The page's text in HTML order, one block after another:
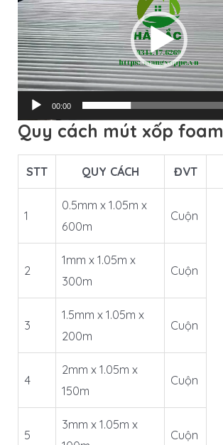
Video
00:00
Quy cách mút xốp foam
STT QUY CÁCH ĐVT
1
0.5mm x 1.05m x
600m
Cuộn
2
1mm x 1.05m x
300m
Cuộn
3
1.5mm x 1.05m x
200m
Cuộn
4
2mm x 1.05m x
150m
Cuộn
5
3mm x 1.05m x
Cuộn